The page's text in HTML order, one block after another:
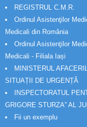
REGISTRUL C.M.R.
Ordinul Asistenţilor
Medicali din România
Ordinul Asistenţilor
Medicali - Filiala Iași
MINISTERUL
SITUAȚII DE URGENȚĂ
INSPECTORATUL
GRIGORE STURZA” AL
Fii un exemplu